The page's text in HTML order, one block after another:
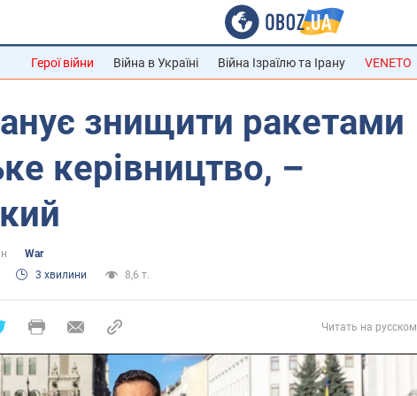
Герої війни Війна в Україні Війна Ізраїлю та Ірану VENETO
знищити ракетами
керівництво, –
War
3 хвилини 8,6 т.
Читать на русском